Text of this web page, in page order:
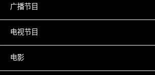
广播节目
电视节目
电影